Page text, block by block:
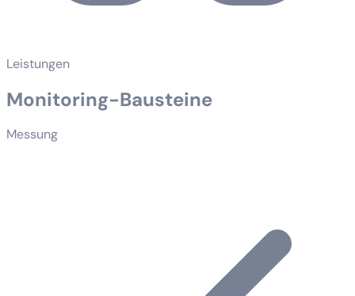
Leistungen
Monitoring-Bausteine
Messung